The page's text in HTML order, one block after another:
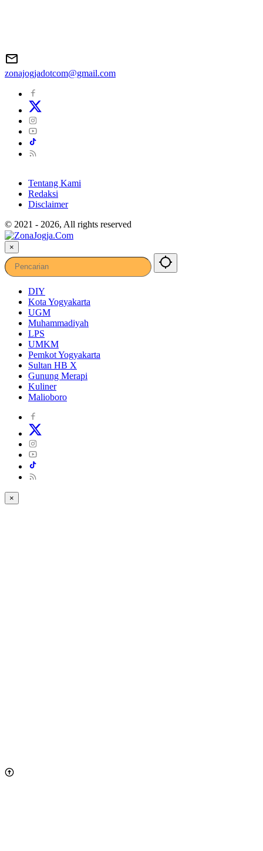
zonajogjadotcom@gmail.com
Tentang Kami
Redaksi
Disclaimer
© 2021 - 2026, All rights reserved
×
DIY
Kota Yogyakarta
UGM
Muhammadiyah
LPS
UMKM
Pemkot Yogyakarta
Sultan HB X
Gunung Merapi
Kuliner
Malioboro
×